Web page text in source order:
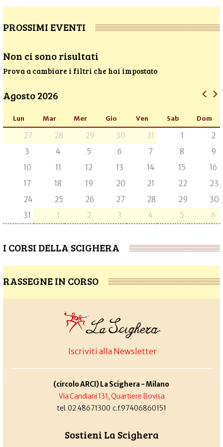
PROSSIMI EVENTI
Non ci sono risultati
Prova a cambiare i filtri che hai impostato
Agosto 2026
Lun Mar Mer Gio Ven Sab Dom
27 28 29 30 31 1
2
3
4 5 6 7 8
9
10
11 12 13 14 15
16
17
18 19 20 21 22
23
24
25 26 27 28 29
30
31
1 2 3 4 5 6
I CORSI DELLA SCIGHERA
RASSEGNE IN CORSO
Iscriviti alla Newsletter
(circolo ARCI) La Scighera - Milano
Via Candiani 131, Quartiere Bovisa
tel. 02 48671300 c.f.97406860151
Sostieni La Scighera